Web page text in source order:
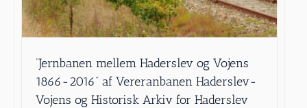
”Jernbanen mellem Haderslev og Vojens
1866-2016” af Vereranbanen Haderslev-
Vojens og Historisk Arkiv for Haderslev